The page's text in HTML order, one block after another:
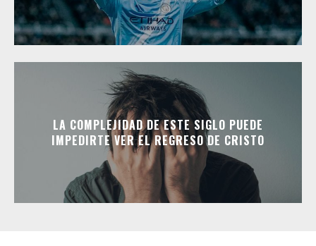
LA COMPLEJIDAD DE ESTE SIGLO PUEDE
IMPEDIRTE VER EL REGRESO DE CRISTO